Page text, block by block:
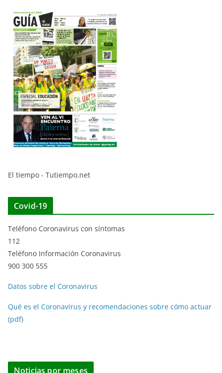
El tiempo - Tutiempo.net
Covid-19
Teléfono Coronavirus con síntomas
112
Teléfono Información Coronavirus
900 300 555
Datos sobre el Coronavirus
Qué es el Coronavirus y recomendaciones sobre cómo actuar
(pdf)
Noticias por meses